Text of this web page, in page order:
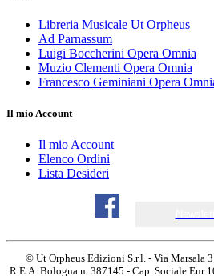
Libreria Musicale Ut Orpheus
Ad Parnassum
Luigi Boccherini Opera Omnia
Muzio Clementi Opera Omnia
Francesco Geminiani Opera
Il mio Account
Il mio Account
Elenco Ordini
Lista Desideri
© Ut Orpheus Edizioni S.r.l. - Via Marsala
R.E.A. Bologna n. 387145 - Cap. Sociale Eur